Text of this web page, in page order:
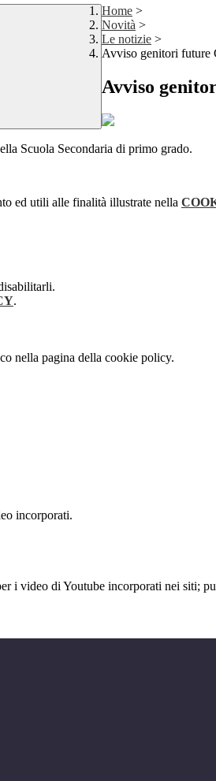
Home >
Novità >
Le notizie >
Avviso genitori future
Avviso
Scuola Secondaria di primo grado.
ed utili alle finalità illustrate nella
.
nella pagina della cookie policy.
incorporati.
i video di Youtube incorporati nei siti;